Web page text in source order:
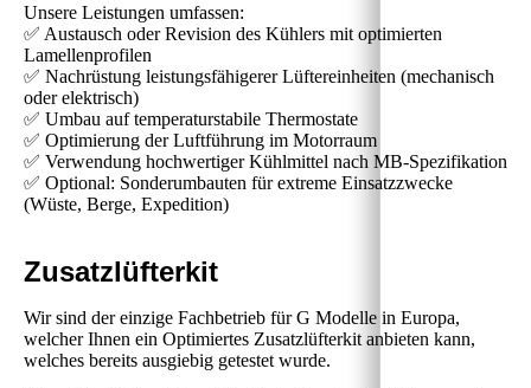
Unsere Leistungen umfassen:
✅ Austausch oder Revision des Kühlers mit optimierten
Lamellenprofilen
✅ Nachrüstung leistungsfähigerer Lüftereinheiten (mechanisch
oder elektrisch)
✅ Umbau auf temperaturstabile Thermostate
✅ Optimierung der Luftführung im Motorraum
✅ Verwendung hochwertiger Kühlmittel nach MB-Spezifikation
✅ Optional: Sonderumbauten für extreme Einsatzzwecke
(Wüste, Berge, Expedition)
Zusatzlüfterkit
Wir sind der einzige Fachbetrieb für G Modelle in Europa,
welcher Ihnen ein Optimiertes Zusatzlüfterkit anbieten kann,
welches bereits ausgiebig getestet wurde.